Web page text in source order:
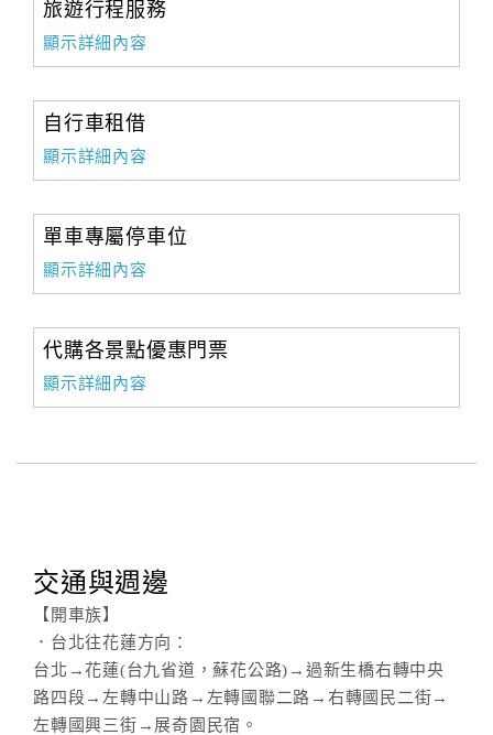
旅遊行程服務
顯示詳細內容
自行車租借
顯示詳細內容
單車專屬停車位
顯示詳細內容
代購各景點優惠門票
顯示詳細內容
交通與週邊
【開車族】
．台北往花蓮方向：
台北→花蓮(台九省道，蘇花公路)→過新生橋右轉中央
路四段→左轉中山路→左轉國聯二路→右轉國民二街→
左轉國興三街→展奇園民宿。